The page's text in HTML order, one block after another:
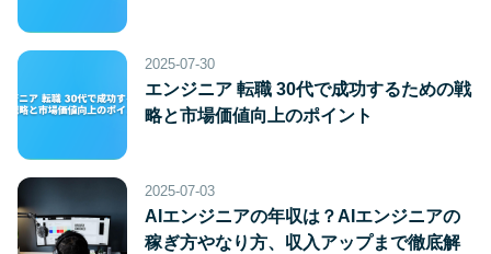
2025-07-30
エンジニア 転職 30代で成功するための戦
略と市場価値向上のポイント
2025-07-03
AIエンジニアの年収は？AIエンジニアの
稼ぎ方やなり方、収入アップまで徹底解